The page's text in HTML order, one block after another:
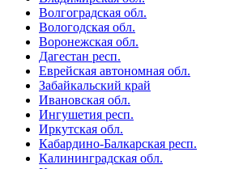
Волгоградская обл.
Вологодская обл.
Воронежская обл.
Дагестан респ.
Еврейская автономная обл.
Забайкальский край
Ивановская обл.
Ингушетия респ.
Иркутская обл.
Кабардино-Балкарская респ.
Калининградская обл.